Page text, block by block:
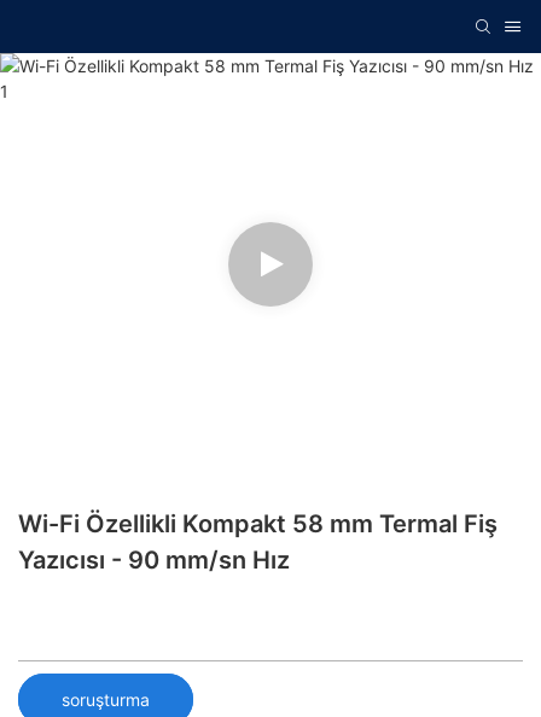
Wi-Fi Özellikli Kompakt 58 mm Termal Fiş
Yazıcısı - 90 mm/sn Hız
soruşturma